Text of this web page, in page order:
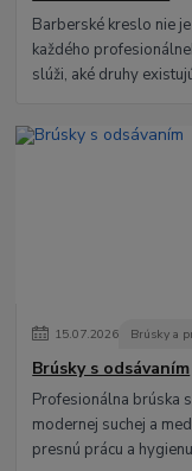
Barberské kreslo nie
každého
slúži, aké druhy
15.07.2026 Brúsky a
Brúsky s odsávaním
Profesionálna brúska
modernej suchej a
presnú prácu a